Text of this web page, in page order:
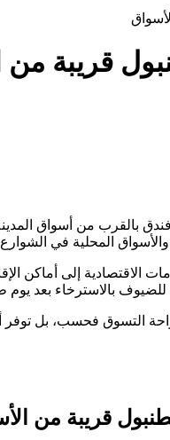
قريبة من
بالقرب من أسواق
المحلية في
للضيوف بالاسترخاء بعد
التسوق فحسب، بل توفر
قريبة من